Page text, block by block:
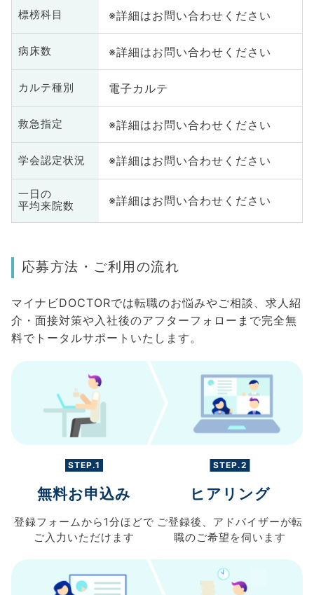
標榜科目 ※詳細はお問い合わせください
病床数 ※詳細はお問い合わせください
カルテ種別 電子カルテ
救急指定 ※詳細はお問い合わせください
学会認定状況 ※詳細はお問い合わせください
一日の
平均来院数
※詳細はお問い合わせください
応募方法・ご利用の流れ
マイナビDOCTORでは転職のお悩みやご相談、求人紹
介・面接対策や入社後のアフターフォローまで完全無
料でトータルサポートいたします。
STEP.1
無料お申込み
登録フォームから 1分ほどで
ご入力 いただけます
STEP.2
ヒアリング
ご登録後、 アドバイザーが転
職のご希望を伺います